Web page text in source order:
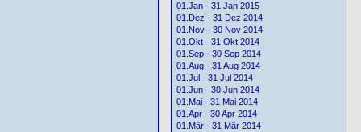
01.Jan - 31 Jan 2015
01.Dez - 31 Dez 2014
01.Nov - 30 Nov 2014
01.Okt - 31 Okt 2014
01.Sep - 30 Sep 2014
01.Aug - 31 Aug 2014
01.Jul - 31 Jul 2014
01.Jun - 30 Jun 2014
01.Mai - 31 Mai 2014
01.Apr - 30 Apr 2014
01.Mär - 31 Mär 2014